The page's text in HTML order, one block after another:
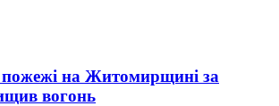
пожежі на Житомирщині за
вогонь